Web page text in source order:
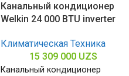
Канальный кондиционер
Welkin 24 000 BTU inverter
Климатическая Техника
15 309 000 UZS
Канальный кондиционер